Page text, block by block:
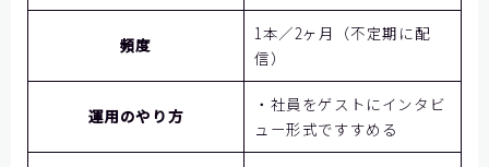
頻度
1本／2ヶ月（不定期に配
信）
運用のやり方
・社員をゲストにインタビ
ュー形式ですすめる